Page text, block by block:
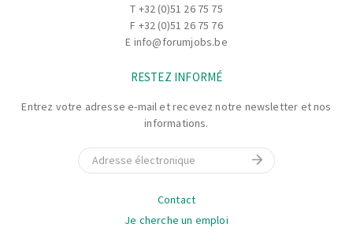
T +32 (0)51 26 75 75
F +32 (0)51 26 75 76
E info@forumjobs.be
RESTEZ INFORMÉ
Entrez votre adresse e-mail et recevez notre newsletter et nos
informations.
E-mail
Contact
Je cherche un emploi